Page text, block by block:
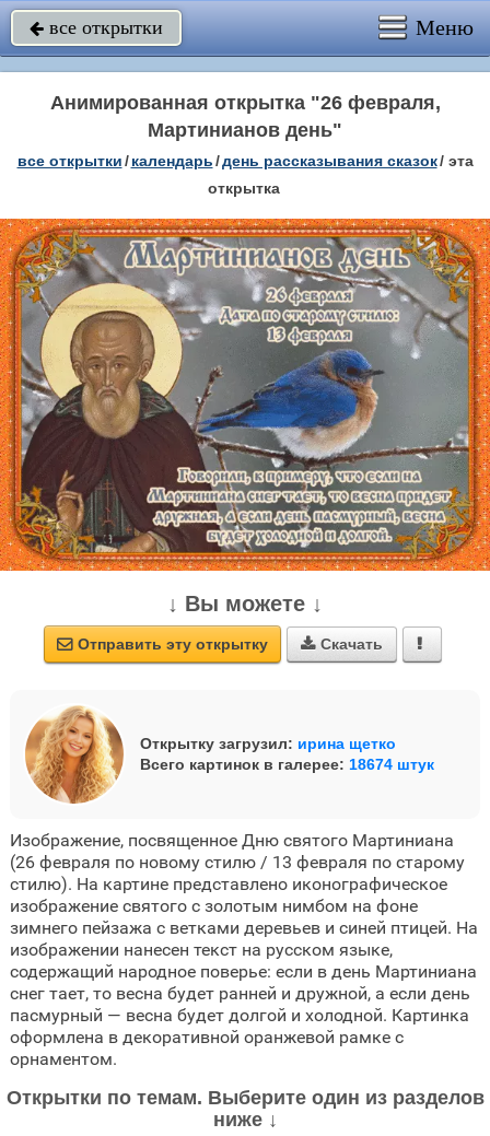
 все открытки Меню
Анимированная открытка "26 февраля,
Мартинианов день"
все открытки/ календарь/день рассказывания сказок/ эта
открытка
↓ Вы можете ↓
 Отправить эту открытку  Скачать 
Открытку загрузил: ирина щетко
Всего картинок в галерее: 18674 штук
Изображение, посвященное Дню святого Мартиниана
(26 февраля по новому стилю / 13 февраля по старому
стилю). На картине представлено иконографическое
изображение святого с золотым нимбом на фоне
зимнего пейзажа с ветками деревьев и синей птицей. На
изображении нанесен текст на русском языке,
содержащий народное поверье: если в день Мартиниана
снег тает, то весна будет ранней и дружной, а если день
пасмурный — весна будет долгой и холодной. Картинка
оформлена в декоративной оранжевой рамке с
орнаментом.
Открытки по темам. Выберите один из разделов
ниже ↓